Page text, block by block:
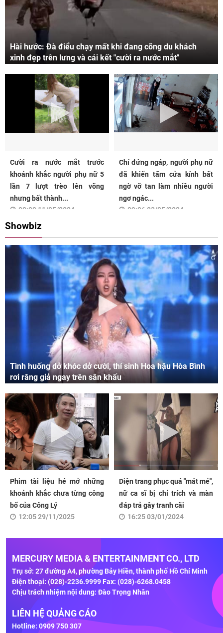
Hài hước: Đà điểu chạy mất khi đang cõng du khách
xinh đẹp trên lưng và cái kết "cười ra nước mắt"
Cười ra nước mắt trước
khoảnh khắc người phụ nữ 5
lần 7 lượt trèo lên võng
nhưng bất thành...
08:00 11/05/2024
Chỉ đứng ngáp, người phụ nữ
đã khiến tấm cửa kính bất
ngờ vỡ tan làm nhiều người
ngơ ngác...
09:06 03/05/2024
Showbiz
Tình huống dở khóc dở cười, thí sinh Hoa hậu Hòa Bình
rơi răng giả ngay trên sân khấu
Phim tài liệu hé mở những
khoảnh khắc chưa từng công
bố của Công Lý
12:05 29/11/2025
Diện trang phục quá "mát mẻ",
nữ ca sĩ bị chỉ trích và màn
đáp trả gây tranh cãi
16:25 03/01/2024
MERCURY MEDIA & ENTERTAINMENT CO., LTD
Trụ sở: 27 đường A4, phường Bảy Hiền, thành phố Hồ Chí Minh
Điện thoại: (028)-2236.9999 Fax: (028)-6268.0458
Chịu trách nhiệm nội dung: Đào Trọng Nhân
LIÊN HỆ QUẢNG CÁO
Hotline: 0909 750 307